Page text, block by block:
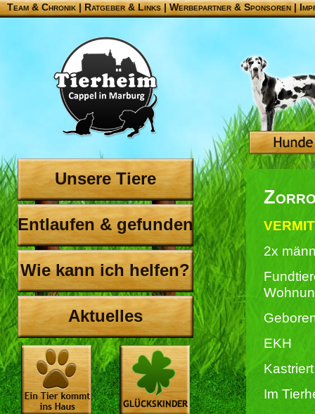
Team & Chronik |Ratgeber & Links|Werbepartner & Sponsoren|
Unsere Tiere
Entlaufen & gefunden
Wie kann ich helfen?
Aktuelles
2x
EKH
Im